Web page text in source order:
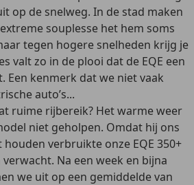
op de snelweg. In de stad maken
souplesse het hem soms
tegen hogere snelheden krijg je
valt zo in de plooi dat de EQE een
kenmerk dat we niet vaak
auto’s...
ruime rijbereik? Het warme weer
niet geholpen. Omdat hij ons
verbruikte onze EQE 350+
Na een week en bijna
we uit op een gemiddelde van